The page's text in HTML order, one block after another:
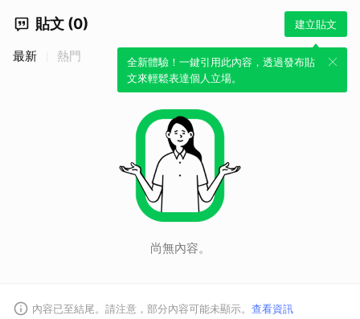
貼文 (0) 建立貼文
全新體驗！一鍵引用此內容，透過發布貼
文來輕鬆表達個人立場。
最新 熱門
尚無內容。
內容已至結尾。請注意，部分內容可能未顯示。 查看資訊